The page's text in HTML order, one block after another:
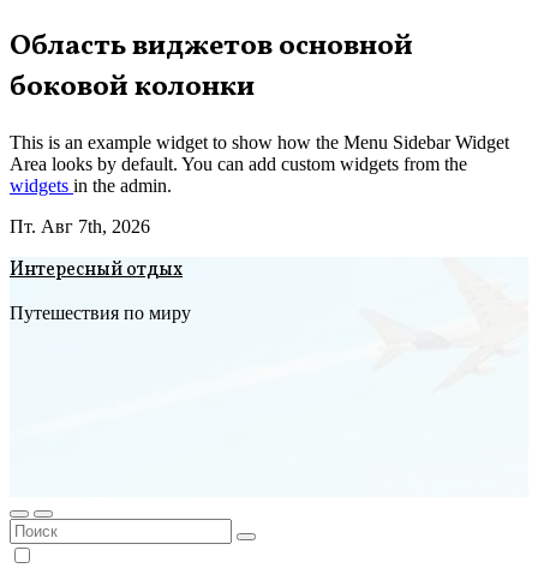
Перейти
к
содержимому
Область виджетов основной
боковой колонки
This is an example widget to show how the Menu Sidebar Widget
Area looks by default. You can add custom widgets from the
widgets in the admin.
Пт. Авг 7th, 2026
Интересный отдых
Путешествия по миру